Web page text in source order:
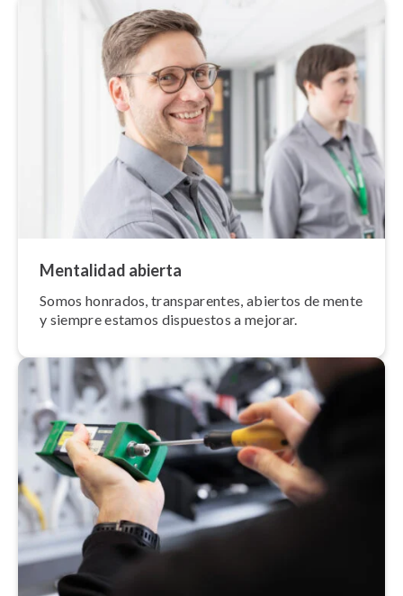
Mentalidad abierta
Somos honrados, tra­n­s­pa­re­n­tes, abiertos de mente
y siempre estamos dispuestos a mejorar.